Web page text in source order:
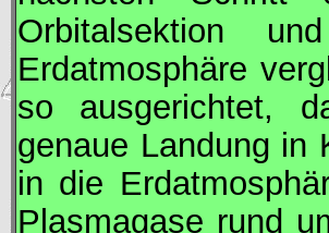
Orbitalsektion
Erdatmosphäre
so ausgerichtet,
genaue Landung in
in die
Plasmagase rund